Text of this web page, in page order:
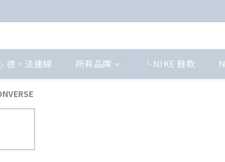
德、法連線 所有品牌 └NIKE 鞋款